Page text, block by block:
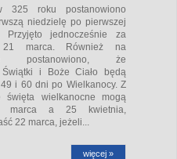
325 roku postanowiono
niedzielę po pierwszej
Przyjęto jednocześnie za
marca. Również na
postanowiono, że
i Boże Ciało będą
i 60 dni po Wielkanocy. Z
wielkanocne mogą
marca a 25 kwietnia,
22 marca, jeżeli...
więcej »